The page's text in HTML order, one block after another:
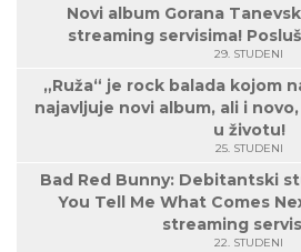
Novi album Gorana
streaming servisima!
29. STUDENI
„Ruža“ je rock balada kojom
najavljuje novi album, ali i
u životu!
25. STUDENI
Bad Red Bunny: Debitantski
You Tell Me What Comes
streaming
22. STUDENI